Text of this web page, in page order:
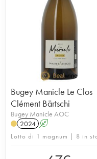
Bugey Manicle Le Clos
Clément Bärtschi
Bugey Manicle AOC
2024 A
Lotto di 1 magnum | 8 in